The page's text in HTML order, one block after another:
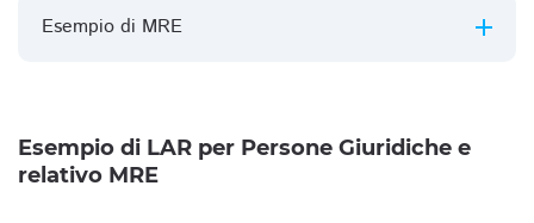
Esempio di MRE
Esempio di LAR per Persone Giuridiche e
relativo MRE